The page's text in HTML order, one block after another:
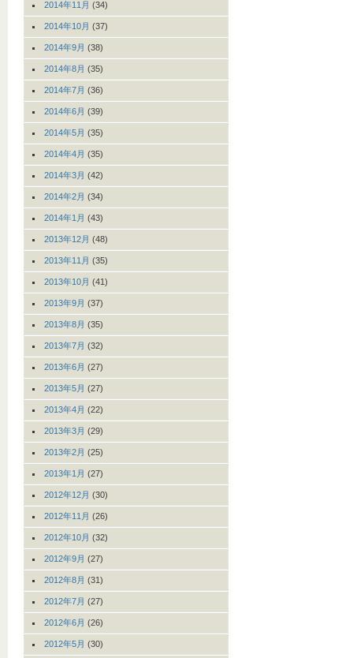
2014年11月 (34)
2014年10月 (37)
2014年9月 (38)
2014年8月 (35)
2014年7月 (36)
2014年6月 (39)
2014年5月 (35)
2014年4月 (35)
2014年3月 (42)
2014年2月 (34)
2014年1月 (43)
2013年12月 (48)
2013年11月 (35)
2013年10月 (41)
2013年9月 (37)
2013年8月 (35)
2013年7月 (32)
2013年6月 (27)
2013年5月 (27)
2013年4月 (22)
2013年3月 (29)
2013年2月 (25)
2013年1月 (27)
2012年12月 (30)
2012年11月 (26)
2012年10月 (32)
2012年9月 (27)
2012年8月 (31)
2012年7月 (27)
2012年6月 (26)
2012年5月 (30)